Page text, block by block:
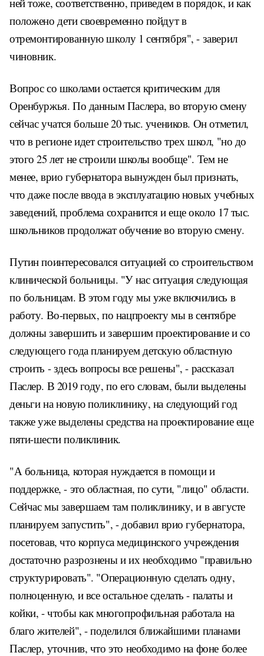
положено дети своевременно пойдут в
отремонтированную школу 1 сентября", - заверил
чиновник.
Вопрос со школами остается критическим для
Оренбуржья. По данным Паслера, во вторую смену
сейчас учатся больше 20 тыс. учеников. Он отметил,
что в регионе идет строительство трех школ, "но до
этого 25 лет не строили школы вообще". Тем не
менее, врио губернатора вынужден был признать,
что даже после ввода в эксплуатацию новых учебных
заведений, проблема сохранится и еще около 17 тыс.
школьников продолжат обучение во вторую смену.
Путин поинтересовался ситуацией со строительством
клинической больницы. "У нас ситуация следующая
по больницам. В этом году мы уже включились в
работу. Во-первых, по нацпроекту мы в сентябре
должны завершить и завершим проектирование и со
следующего года планируем детскую областную
строить - здесь вопросы все решены", - рассказал
Паслер. В 2019 году, по его словам, были выделены
деньги на новую поликлинику, на следующий год
также уже выделены средства на проектирование еще
пяти-шести поликлиник.
"А больница, которая нуждается в помощи и
поддержке, - это областная, по сути, "лицо" области.
Сейчас мы завершаем там поликлинику, и в августе
планируем запустить", - добавил врио губернатора,
посетовав, что корпуса медицинского учреждения
достаточно разрознены и их необходимо "правильно
структурировать". "Операционную сделать одну,
полноценную, и все остальное сделать - палаты и
койки, - чтобы как многопрофильная работала на
благо жителей", - поделился ближайшими планами
Паслер, уточнив, что это необходимо на фоне более